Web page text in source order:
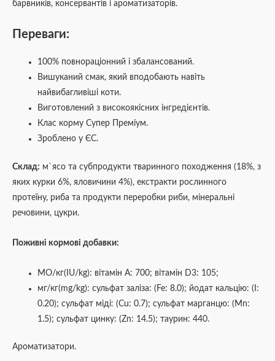
барвників, консервантів і ароматизаторів.
Переваги:
100% повнораціонний і збалансований.
Вишуканий смак, який вподобають навіть
найвибагливіші коти.
Виготовлений з високоякісних інгредієнтів.
Клас корму Супер Преміум.
Зроблено у ЄС.
Склад: м`ясо та субпродукти тваринного походження (18%, з
яких курки 6%, яловичини 4%), екстракти рослинного
протеїну, риба та продукти переробки риби, мінеральні
речовини, цукри.
Поживні кормові добавки:
МО/кг(IU/kg): вітамін А: 700; вітамін D3: 105;
мг/кг(mg/kg): сульфат заліза: (Fe: 8.0); йодат кальцію: (I:
0.20); сульфат міді: (Cu: 0.7); сульфат марганцю: (Mn:
1.5); сульфат цинку: (Zn: 14.5); таурин: 440.
Aроматизатори.